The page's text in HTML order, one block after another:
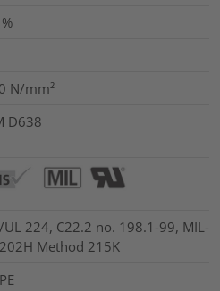
%
N/mm²
D638
UL 224, C22.2 no. 198.1-99, MIL-
Method 215K